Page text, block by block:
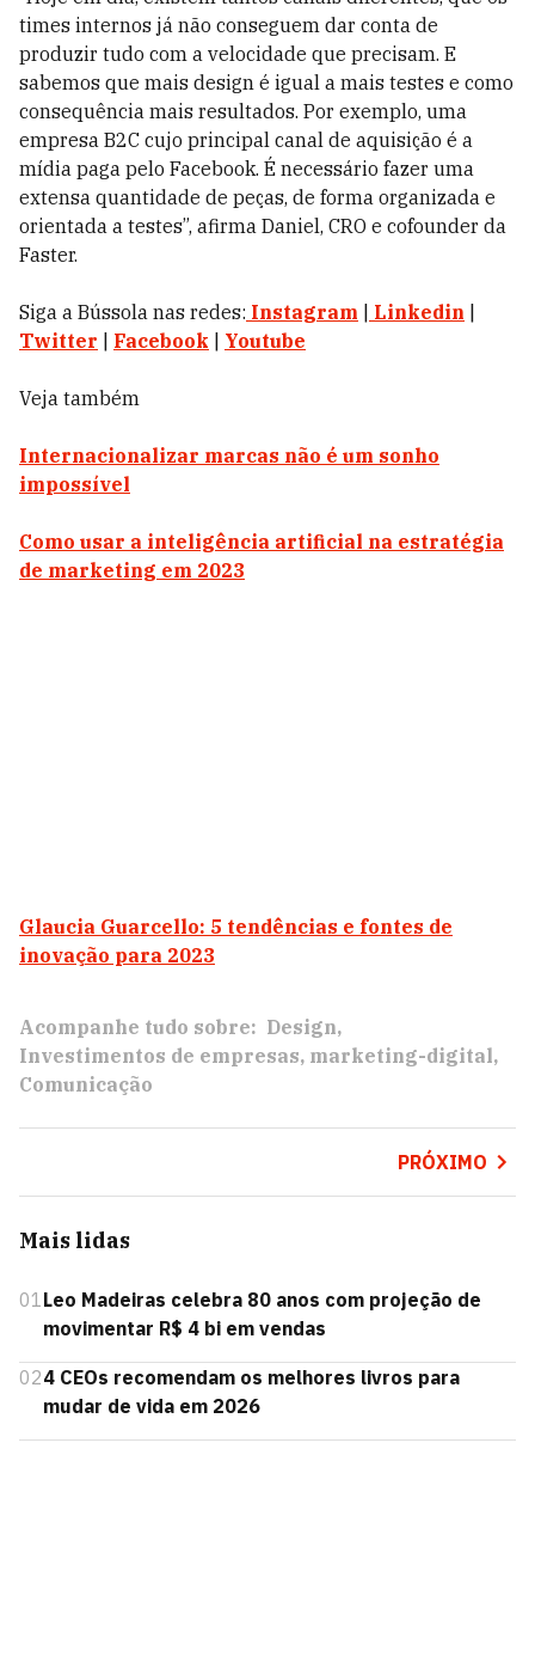
times internos já não conseguem dar conta de
produzir tudo com a velocidade que precisam. E
sabemos que mais design é igual a mais testes e como
consequência mais resultados. Por exemplo, uma
empresa B2C cujo principal canal de aquisição é a
mídia paga pelo Facebook. É necessário fazer uma
extensa quantidade de peças, de forma organizada e
orientada a testes”, afirma Daniel, CRO e cofounder da
Faster.
Siga a Bússola nas redes: Instagram Linkedin
Twitter
Facebook Youtube
Veja também
Internacionalizar marcas não é um sonho
impossível
Como usar a inteligência artificial na estratégia
de marketing em 2023
Glaucia Guarcello: 5 tendências e fontes de
inovação para 2023
Acompanhe tudo sobre: Design
Investimentos de empresas marketing-digital
Comunicação
PRÓXIMO
Mais lidas
01Leo Madeiras celebra 80 anos com projeção de
movimentar R$ 4 bi em vendas
024 CEOs recomendam os melhores livros para
mudar de vida em 2026